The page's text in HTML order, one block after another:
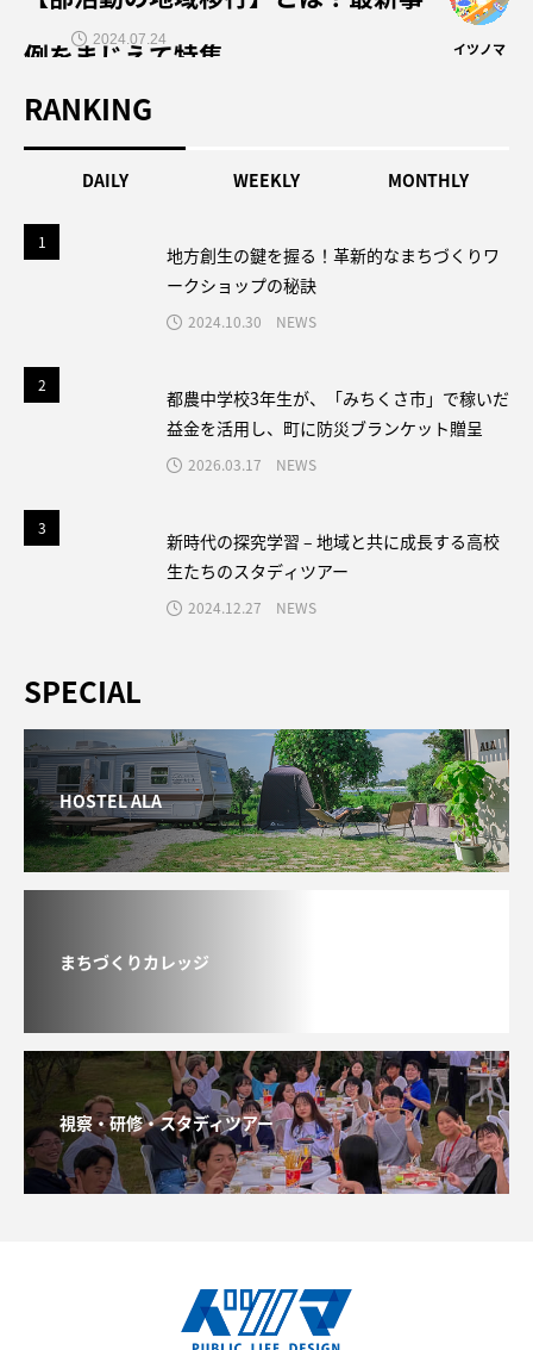
例をまじえて特集
イツノマ
2024.07.24
RANKING
DAILY WEEKLY MONTHLY
1
地方創生の鍵を握る！革新的なまちづくりワ
ークショップの秘訣
2024.10.30 NEWS
2
都農中学校3年生が、「みちくさ市」で稼いだ
益金を活用し、町に防災ブランケット贈呈
2026.03.17 NEWS
3
新時代の探究学習 – 地域と共に成長する高校
生たちのスタディツアー
2024.12.27 NEWS
SPECIAL
HOSTEL ALA
まちづくりカレッジ
視察・研修・スタディツアー